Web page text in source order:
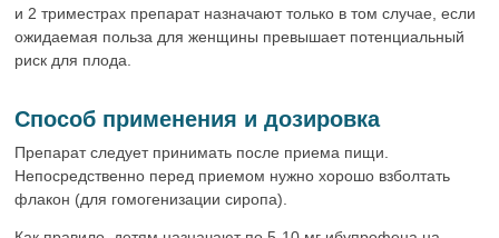
и 2 триместрах препарат назначают только в том случае, если
ожидаемая польза для женщины превышает потенциальный
риск для плода.
Способ применения и дозировка
Препарат следует принимать после приема пищи.
Непосредственно перед приемом нужно хорошо взболтать
флакон (для гомогенизации сиропа).